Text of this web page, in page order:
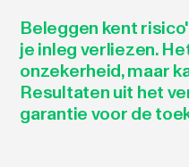
Beleggen kent
je inleg verliezen.
onzekerheid, maar
Resultaten uit het
garantie voor de